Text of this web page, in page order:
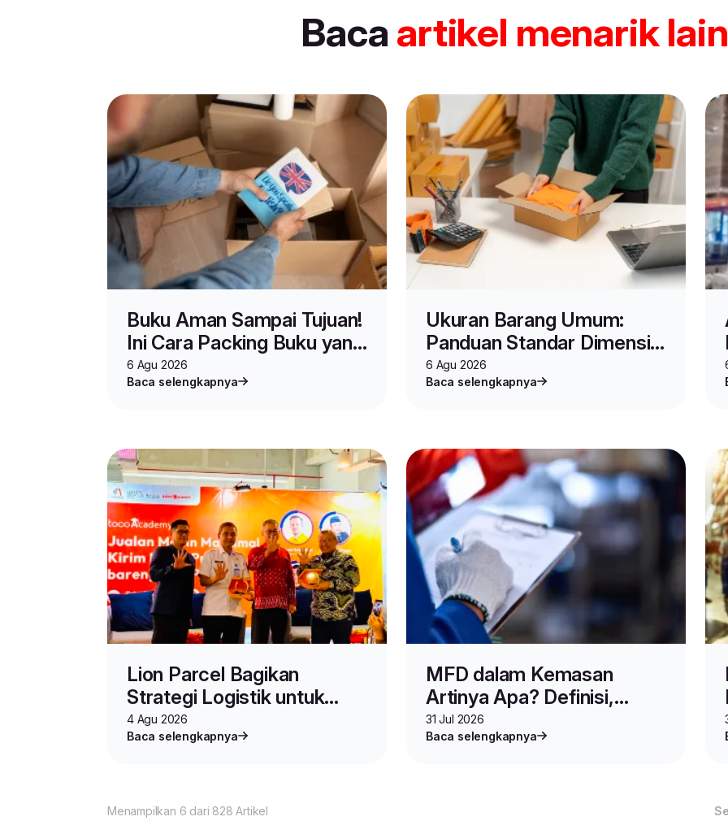
Baca artikel menarik
Buku Aman Sampai Tujuan!
Ini Cara Packing Buku yang
Benar untuk Jualan dan
Pindahan
6 Agu 2026
Baca selengkapnya
Ukuran Barang Umum:
Panduan Standar Dimensi,
Spesifikasi, dan Cara
Mengukur Produk untuk
6 Agu 2026
Baca selengkapnya
Lion Parcel Bagikan
Strategi Logistik untuk
Seller di Toco Academy
Vol.2
4 Agu 2026
Baca selengkapnya
MFD dalam Kemasan
Artinya Apa? Definisi,
Fungsi, dan Cara
Membacanya
31 Jul 2026
Baca selengkapnya
Menampilkan 6 dari 828 Artikel